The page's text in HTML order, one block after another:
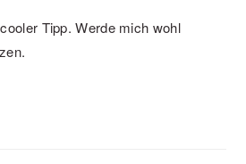
Tipp. Werde mich wohl